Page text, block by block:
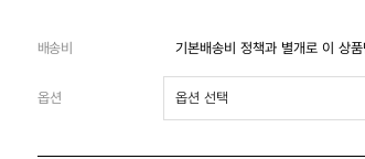
배송비 기본배송비 정책과 별개로 이 상
옵션